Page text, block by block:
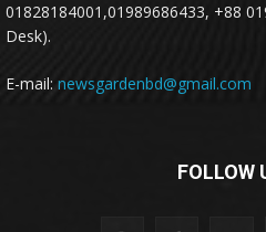
01828184001,01989686433, +88
Desk).
E-mail: newsgardenbd@gmail.com
FOLLOW